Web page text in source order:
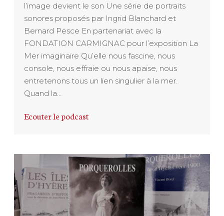
l’image devient le son Une série de portraits
sonores proposés par Ingrid Blanchard et
Bernard Pesce En partenariat avec la
FONDATION CARMIGNAC pour l’exposition La
Mer imaginaire Qu’elle nous fascine, nous
console, nous effraie ou nous apaise, nous
entretenons tous un lien singulier à la mer.
Quand la…
Ecouter le podcast